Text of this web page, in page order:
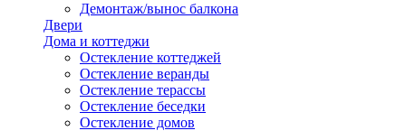
Демонтаж/вынос балкона
Двери
Дома и коттеджи
Остекление коттеджей
Остекление веранды
Остекление терассы
Остекление беседки
Остекление домов